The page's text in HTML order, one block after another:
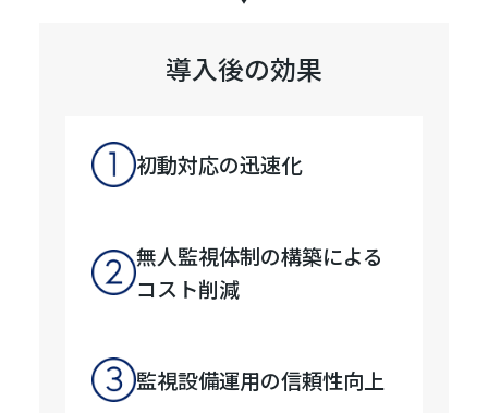
導入後の効果
初動対応の迅速化
無人監視体制の構築による
コスト削減
監視設備運用の信頼性向上